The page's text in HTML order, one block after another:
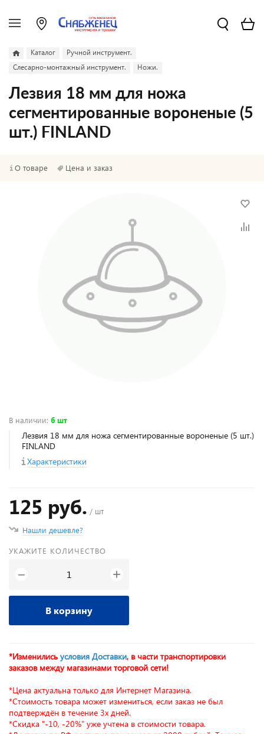
Каталог
Ручной инструмент.
Слесарно-монтажный инструмент.
Ножи.
Лезвия 18 мм для ножа
сегментированные вороненые (5
шт.) FINLAND
О товаре Цена и заказ
В наличии: 6 шт
Лезвия 18 мм для ножа сегментированные вороненые (5 шт.)
FINLAND
Характеристики
125 руб. / шт
Нашли дешевле?
УКАЖИТЕ КОЛИЧЕСТВО
− +
В корзину
*Изменились условия Доставки, в части транспортировки
заказов между магазинами торговой сети!
*Цена актуальна только для Интернет Магазина.
*Стоимость товара может измениться, если заказ не был
подтверждён в течение 3х дней.
*Скидка "-10, -20%" уже учтена в стоимости товара.